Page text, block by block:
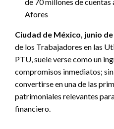
Afores
Ciudad de México, junio
de los Trabajadores en las
PTU, suele verse como un
compromisos inmediatos;
convertirse en una de las
patrimoniales relevantes
financiero.